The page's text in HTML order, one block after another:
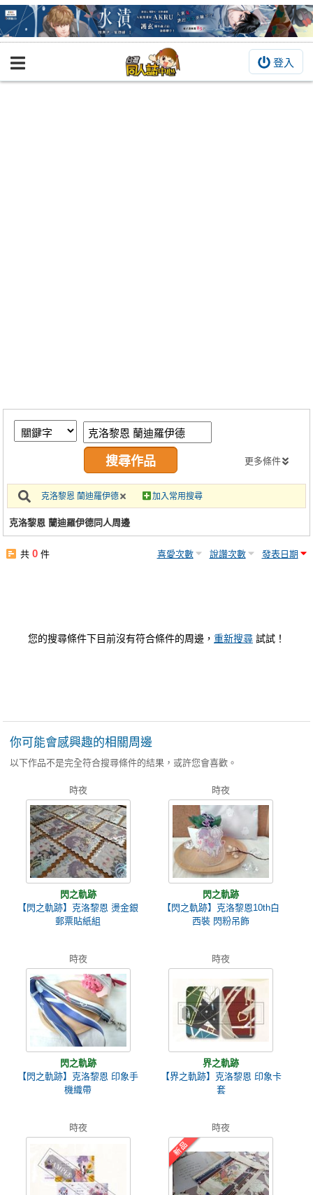
登入
BOOKY書集倉庫
繪圖藝廊
交流中心
攤位轉讓區
會員功能選單
註冊會員
更多條件
克洛黎恩 蘭迪羅伊德 加入常用搜尋
克洛黎恩 蘭迪羅伊德同人周邊
共0 件 喜愛次數 說讚次數 發表日期
您的搜尋條件下目前沒有符合條件的周邊， 重新搜尋 試試！
你可能會感興趣的相關周邊
以下作品不是完全符合搜尋條件的結果，或許您會喜歡。
時夜
閃之軌跡
【閃之軌跡】克洛黎恩 燙金銀
郵票貼紙組
時夜
閃之軌跡
【閃之軌跡】克洛黎恩10th白
西裝 閃粉吊飾
時夜
閃之軌跡
【閃之軌跡】克洛黎恩 印象手
機織帶
時夜
界之軌跡
【界之軌跡】克洛黎恩 印象卡
套
時夜 時夜